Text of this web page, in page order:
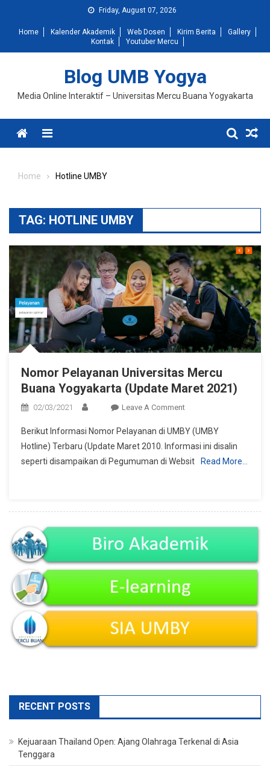
content
Friday, August 07, 2026
Home Kalender Akademik Web Dosen Kirim Berita
Gallery
Kontak
Youtuber Mercu
Blog UMB Yogya
Media Online Interaktif – Universitas Mercu Buana Yogyakarta
Menu
Home Hotline UMBY
TAG: HOTLINE UMBY
Nomor Pelayanan Universitas Mercu
Buana Yogyakarta (Update Maret 2021)
02/03/2021 Leave A CommentOn
Pelayanan
Universitas
Mercu
Berikut Informasi Nomor Pelayanan di UMBY (UMBY
Hotline) Terbaru (Update Maret 2010. Informasi ini disalin
seperti disampaikan di Pegumuman di Websit
Read More…
RECENT POSTS
Kejuaraan Thailand Open: Ajang Olahraga Terkenal di Asia
Tenggara